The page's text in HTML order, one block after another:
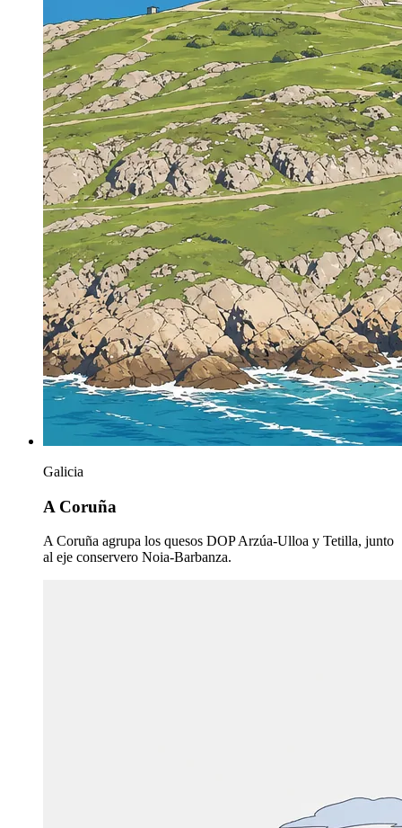
Galicia
A Coruña
A Coruña agrupa los quesos DOP Arzúa-Ulloa y Tetilla, junto
al eje conservero Noia-Barbanza.